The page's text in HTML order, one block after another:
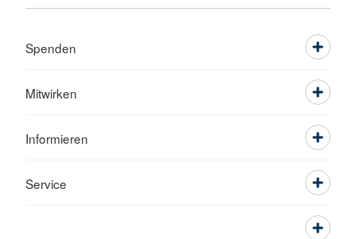
Spenden
Mitwirken
Informieren
Service